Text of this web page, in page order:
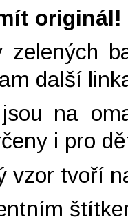
originál!
zelených
další
na
i pro
vzor tvoří